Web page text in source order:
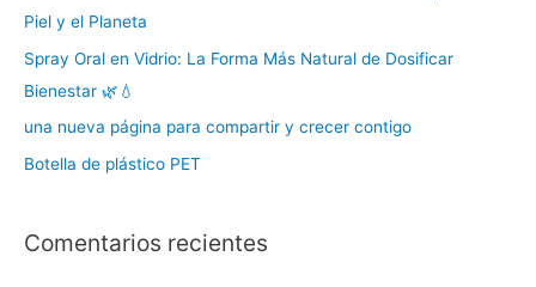
Piel y el Planeta
Spray Oral en Vidrio: La Forma Más Natural de Dosificar
Bienestar 🌿💧
una nueva página para compartir y crecer contigo
Botella de plástico PET
Comentarios recientes